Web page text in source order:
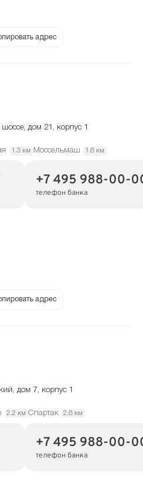
адрес
дом 21, корпус 1
1.3 км Моссельмаш 1.6 км
+7 495 988-00-
телефон банка
адрес
дом 7, корпус 1
2.2 км Спартак 2.6 км
+7 495 988-00-
телефон банка